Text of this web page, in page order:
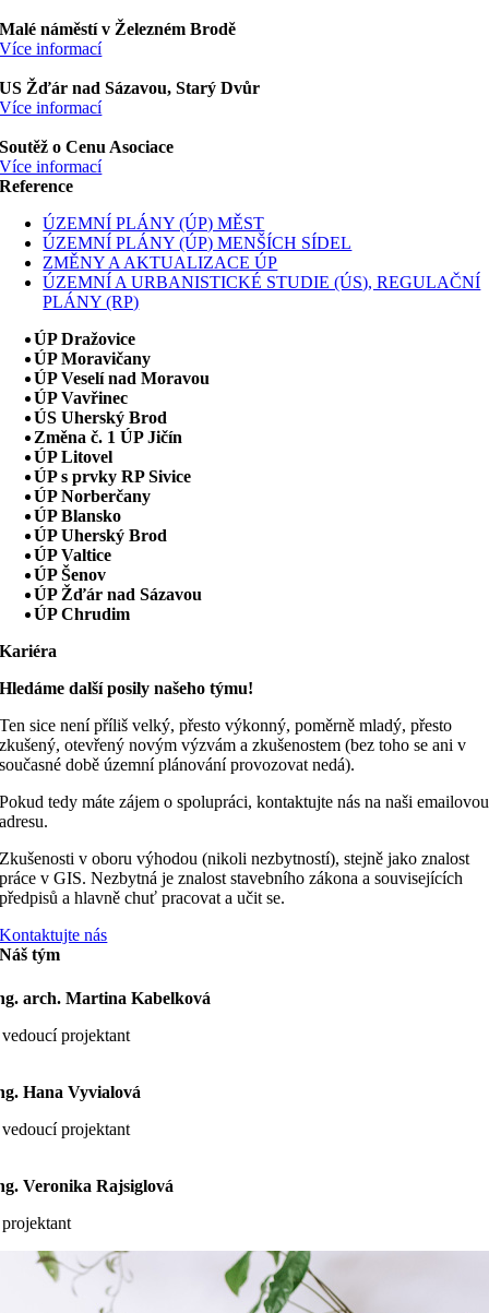
Malé náměstí v Železném Brodě
Více informací
US Žďár nad Sázavou, Starý Dvůr
Více informací
Soutěž o Cenu Asociace
Více informací
Reference
ÚZEMNÍ PLÁNY (ÚP) MĚST
ÚZEMNÍ PLÁNY (ÚP) MENŠÍCH SÍDEL
ZMĚNY A AKTUALIZACE ÚP
ÚZEMNÍ A URBANISTICKÉ STUDIE (ÚS), REGULAČNÍ
PLÁNY (RP)
ÚP Dražovice
ÚP Moravičany
ÚP Veselí nad Moravou
ÚP Vavřinec
ÚS Uherský Brod
Změna č. 1 ÚP Jičín
ÚP Litovel
ÚP s prvky RP Sivice
ÚP Norberčany
ÚP Blansko
ÚP Uherský Brod
ÚP Valtice
ÚP Šenov
ÚP Žďár nad Sázavou
ÚP Chrudim
Kariéra
Hledáme další posily našeho týmu!
Ten sice není příliš velký, přesto výkonný, poměrně mladý, přesto
zkušený, otevřený novým výzvám a zkušenostem (bez toho se ani v
současné době územní plánování provozovat nedá).
Pokud tedy máte zájem o spolupráci, kontaktujte nás na naši emailovou
adresu.
Zkušenosti v oboru výhodou (nikoli nezbytností), stejně jako znalost
práce v GIS. Nezbytná je znalost stavebního zákona a souvisejících
předpisů a hlavně chuť pracovat a učit se.
Kontaktujte nás
Náš tým
arch. Martina Kabelková
projektant
Hana Vyvialová
projektant
Veronika Rajsiglová